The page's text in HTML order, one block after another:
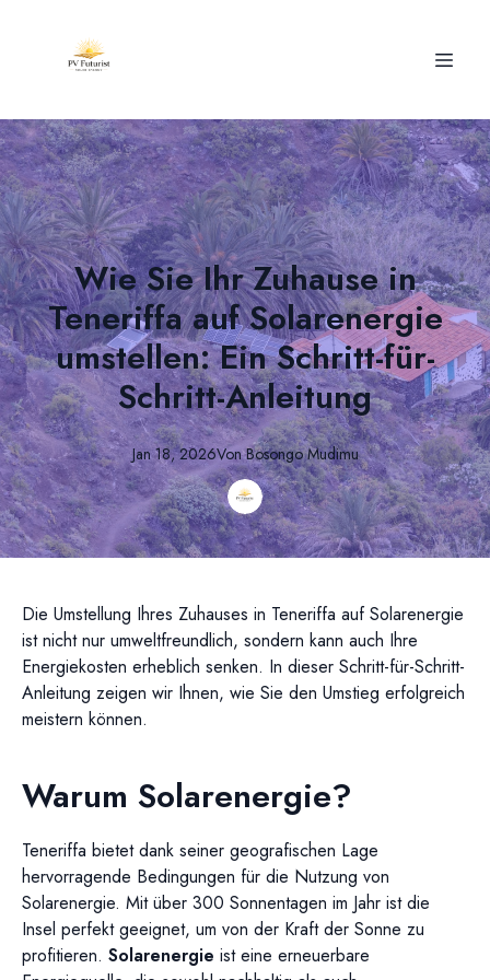
Wie Sie Ihr Zuhause in
Teneriffa auf Solarenergie
umstellen: Ein Schritt-für-
Schritt-Anleitung
Jan 18, 2026Von Bosongo Mudimu
Die Umstellung Ihres Zuhauses in Teneriffa auf Solarenergie
ist nicht nur umweltfreundlich, sondern kann auch Ihre
Energiekosten erheblich senken. In dieser Schritt-für-Schritt-
Anleitung zeigen wir Ihnen, wie Sie den Umstieg erfolgreich
meistern können.
Warum Solarenergie?
Teneriffa bietet dank seiner geografischen Lage
hervorragende Bedingungen für die Nutzung von
Solarenergie. Mit über 300 Sonnentagen im Jahr ist die
Insel perfekt geeignet, um von der Kraft der Sonne zu
profitieren. Solarenergie ist eine erneuerbare